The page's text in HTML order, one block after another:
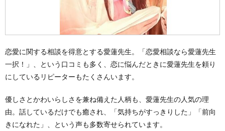
恋愛に関する相談を得意とする愛蓮先生。「恋愛相談なら愛蓮先生
一択！」、という口コミも多く、恋に悩んだときに愛蓮先生を頼り
にしているリピーターもたくさんいます。
優しさとかわいらしさを兼ね備えた人柄も、愛蓮先生の人気の理
由。話しているだけでも癒され、「気持ちがすっきりした」「前向
きになれた」、という声も多数寄せられています。